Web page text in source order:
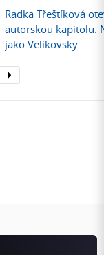
Radka Třeštíková
autorskou kapitolu.
jako Velikovsky